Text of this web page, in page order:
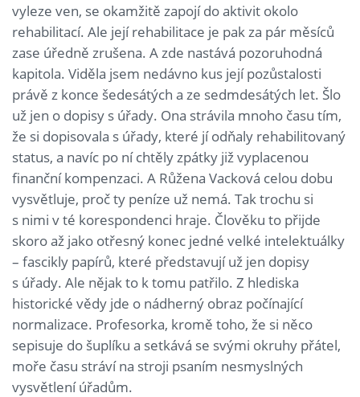
vyleze ven, se okamžitě zapojí do aktivit okolo
rehabilitací. Ale její rehabilitace je pak za pár měsíců
zase úředně zrušena. A zde nastává pozoruhodná
kapitola. Viděla jsem nedávno kus její pozůstalosti
právě z konce šedesátých a ze sedmdesátých let. Šlo
už jen o dopisy s úřady. Ona strávila mnoho času tím,
že si dopisovala s úřady, které jí odňaly rehabilitovaný
status, a navíc po ní chtěly zpátky již vyplacenou
finanční kompenzaci. A Růžena Vacková celou dobu
vysvětluje, proč ty peníze už nemá. Tak trochu si
s nimi v té korespondenci hraje. Člověku to přijde
skoro až jako otřesný konec jedné velké intelektuálky
– fascikly papírů, které představují už jen dopisy
s úřady. Ale nějak to k tomu patřilo. Z hlediska
historické vědy jde o nádherný obraz počínající
normalizace. Profesorka, kromě toho, že si něco
sepisuje do šuplíku a setkává se svými okruhy přátel,
moře času stráví na stroji psaním nesmyslných
vysvětlení úřadům.